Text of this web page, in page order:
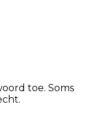
toe. Soms